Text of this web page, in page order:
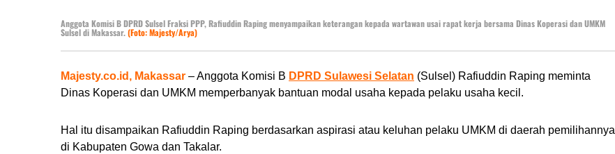
Anggota Komisi B DPRD Sulsel Fraksi PPP, Rafiuddin Raping menyampaikan keterangan kepada wartawan usai rapat kerja bersama Dinas Koperasi dan UMKM
Sulsel di Makassar.(Foto: Majesty/Arya)
Majesty.co.id, Makassar – Anggota Komisi B DPRD Sulawesi Selatan (Sulsel) Rafiuddin Raping meminta
Dinas Koperasi dan UMKM memperbanyak bantuan modal usaha kepada pelaku usaha kecil.
Hal itu disampaikan Rafiuddin Raping berdasarkan aspirasi atau keluhan pelaku UMKM di daerah pemilihannya
di Kabupaten Gowa dan Takalar.